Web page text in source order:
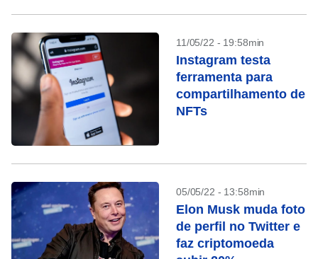
11/05/22 - 19:58min
Instagram testa
ferramenta para
compartilhamento de
NFTs
05/05/22 - 13:58min
Elon Musk muda foto
de perfil no Twitter e
faz criptomoeda